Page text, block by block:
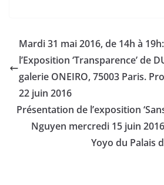
Mardi 31 mai 2016, de 14h à
l’Exposition ‘Transparence’ de
galerie ONEIRO, 75003 Paris.
22 juin 2016
Présentation de l’exposition
Nguyen mercredi 15 juin
Yoyo du Palais